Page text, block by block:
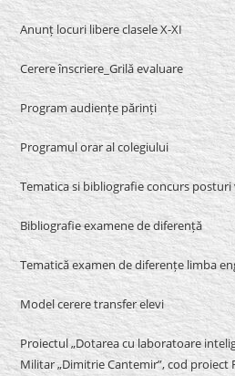
Anunț locuri libere clasele X-XI
Cerere înscriere_Grilă evaluare
Program audiențe părinți
Programul orar al colegiului
Tematica si bibliografie concurs posturi
Bibliografie examene de diferență
Tematică examen de diferențe limba
Model cerere transfer elevi
Proiectul „Dotarea cu laboratoare
Militar „Dimitrie Cantemir”, cod proiect